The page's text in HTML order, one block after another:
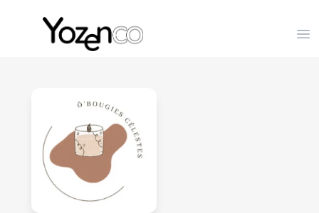
Yozenco - Organisateur de Salons, Evénements et